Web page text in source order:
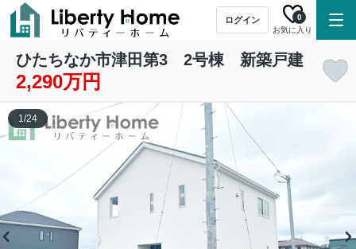
ログイン
お気に入り
0
ひたちなか市津田第3 2号棟 新築戸建
2,290万円
1/24